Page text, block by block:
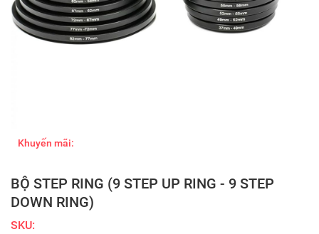
Khuyến mãi:
BỘ STEP RING (9 STEP UP RING - 9 STEP
DOWN RING)
SKU: